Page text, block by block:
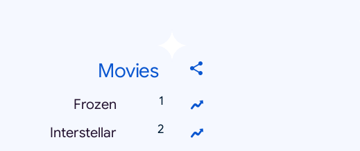
Movies
Frozen
Interstellar